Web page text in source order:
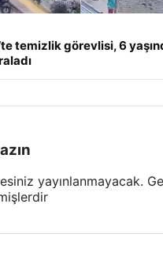
temizlik görevlisi, 6
yayınlanmayacak.